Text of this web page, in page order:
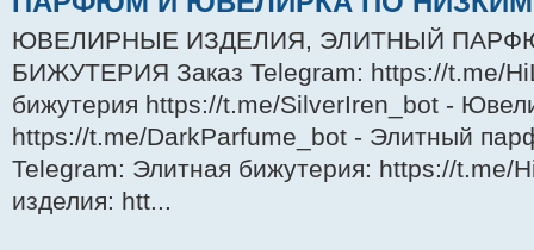
ЮВЕЛИРНЫЕ ИЗДЕЛИЯ, ЭЛИТНЫЙ
БИЖУТЕРИЯ Заказ Telegram: https://t.me/
бижутерия https://t.me/SilverIren_bot -
https://t.me/DarkParfume_bot - Элитный
Telegram: Элитная бижутерия: https://
изделия: htt...